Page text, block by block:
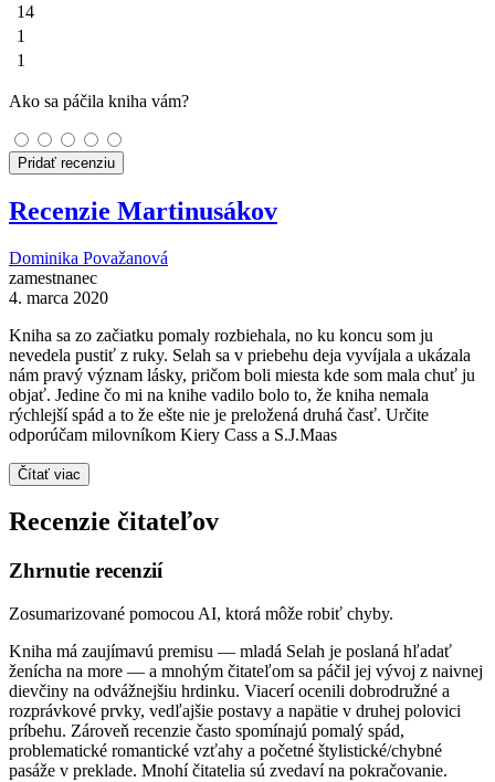
14
1
1
Ako sa páčila kniha vám?
Pridať recenziu
Recenzie Martinusákov
Dominika Považanová
zamestnanec
4. marca 2020
Kniha sa zo začiatku pomaly rozbiehala, no ku koncu som ju
nevedela pustiť z ruky. Selah sa v priebehu deja vyvíjala a ukázala
nám pravý význam lásky, pričom boli miesta kde som mala chuť ju
objať. Jedine čo mi na knihe vadilo bolo to, že kniha nemala
rýchlejší spád a to že ešte nie je preložená druhá časť. Určite
odporúčam milovníkom Kiery Cass a S.J.Maas
Čítať viac
Recenzie čitateľov
Zhrnutie recenzií
Zosumarizované pomocou AI, ktorá môže robiť chyby.
Kniha má zaujímavú premisu — mladá Selah je poslaná hľadať
ženícha na more — a mnohým čitateľom sa páčil jej vývoj z naivnej
dievčiny na odvážnejšiu hrdinku. Viacerí ocenili dobrodružné a
rozprávkové prvky, vedľajšie postavy a napätie v druhej polovici
príbehu. Zároveň recenzie často spomínajú pomalý spád,
problematické romantické vzťahy a početné štylistické/chybné
pasáže v preklade. Mnohí čitatelia sú zvedaví na pokračovanie.